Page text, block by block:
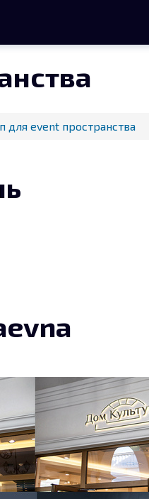
для event пространства